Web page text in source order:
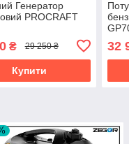
Генератор
PROCRAFT
₴ 29 250 ₴
Купити
32